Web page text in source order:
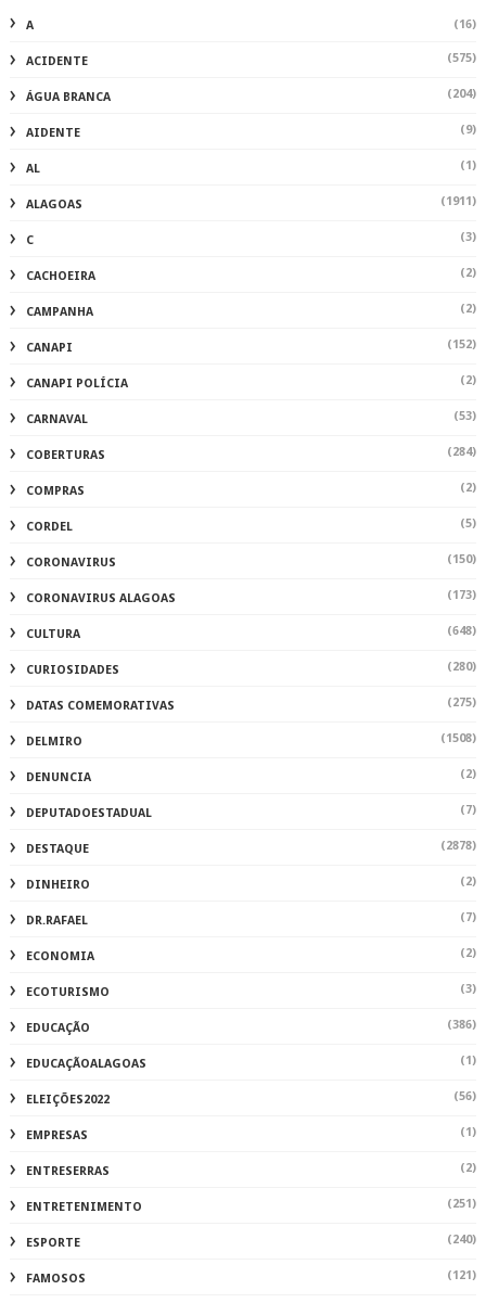
A (16)
ACIDENTE (575)
ÁGUA BRANCA (204)
AIDENTE (9)
AL (1)
ALAGOAS (1911)
C (3)
CACHOEIRA (2)
CAMPANHA (2)
CANAPI (152)
CANAPI POLÍCIA (2)
CARNAVAL (53)
COBERTURAS (284)
COMPRAS (2)
CORDEL (5)
CORONAVIRUS (150)
CORONAVIRUS ALAGOAS (173)
CULTURA (648)
CURIOSIDADES (280)
DATAS COMEMORATIVAS (275)
DELMIRO (1508)
DENUNCIA (2)
DEPUTADOESTADUAL (7)
DESTAQUE (2878)
DINHEIRO (2)
DR.RAFAEL (7)
ECONOMIA (2)
ECOTURISMO (3)
EDUCAÇÃO (386)
EDUCAÇÃOALAGOAS (1)
ELEIÇÕES2022 (56)
EMPRESAS (1)
ENTRESERRAS (2)
ENTRETENIMENTO (251)
ESPORTE (240)
FAMOSOS (121)